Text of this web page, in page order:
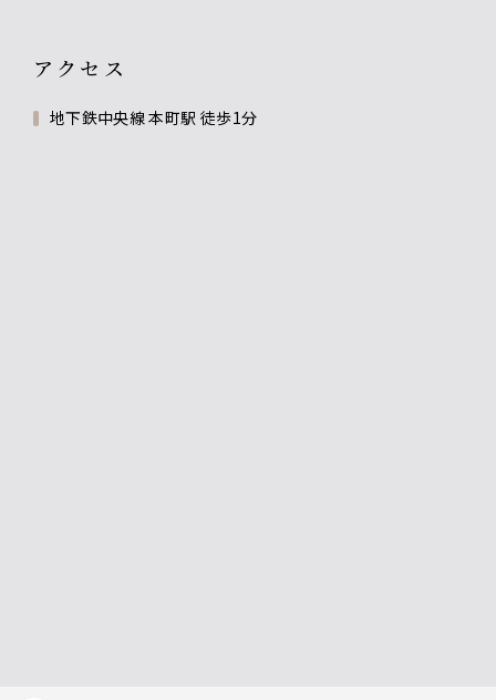
アクセス
地下鉄中央線 本町駅 徒歩1分